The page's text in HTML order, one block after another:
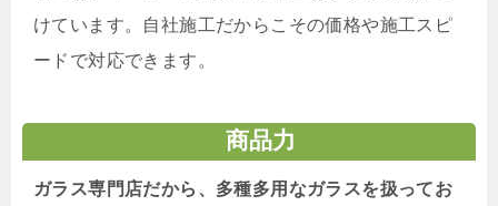
けています。自社施工だからこその価格や施工スピ
ードで対応できます。
商品力
ガラス専門店だから、多種多用なガラスを扱ってお